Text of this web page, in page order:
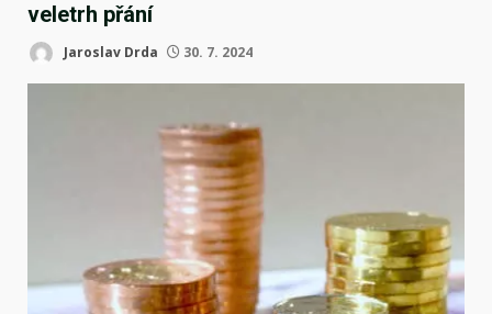
veletrh přání
Jaroslav Drda 30. 7. 2024